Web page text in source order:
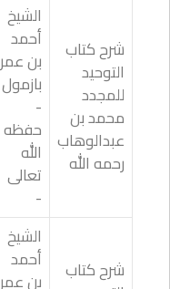
شرح كتاب
التوحيد
للمجدد
محمد بن
عبدالوهاب
رحمه الله
الشيخ
أحمد
بن عمر
بازمول
-
حفظه
الله
تعالى
-
شرح كتاب
الشيخ
أحمد
بن عمر